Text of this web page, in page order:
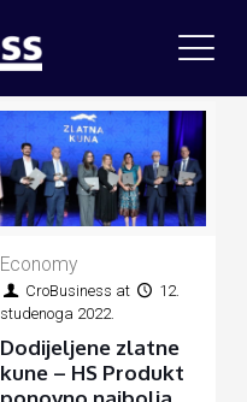
Economy
CroBusiness at
12.
studenoga 2022.
Dodijeljene zlatne
kune – HS Produkt